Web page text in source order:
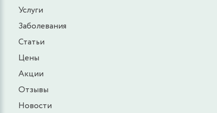
Услуги
Заболевания
Статьи
Цены
Акции
Отзывы
Новости